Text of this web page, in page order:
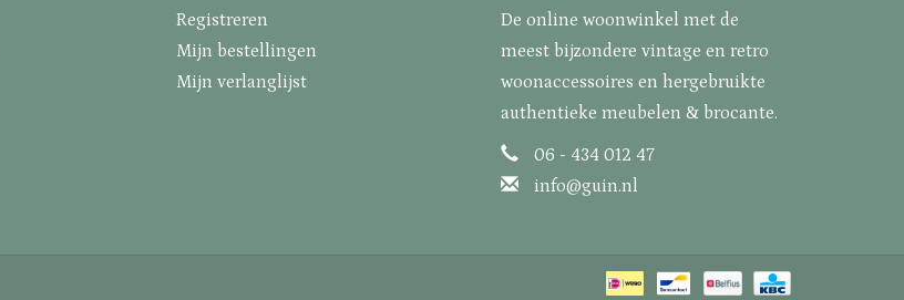
Registreren
Mijn bestellingen
Mijn verlanglijst
De online woonwinkel met de
meest bijzondere vintage en retro
woonaccessoires en hergebruikte
authentieke meubelen & brocante.
06 - 434 012 47
info@guin.nl